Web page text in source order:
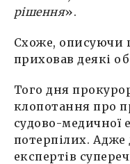
рішення».
Схоже, описуючи
приховав деякі
Того дня
клопотання про
судово-медичної
потерпілих. Адже
експертів